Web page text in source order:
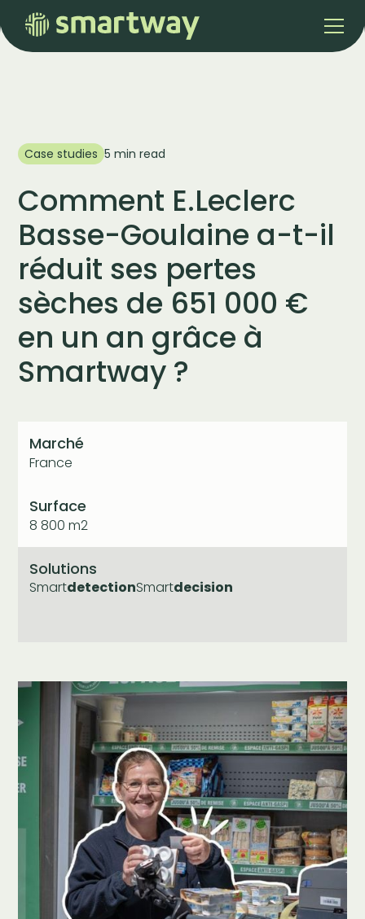
Case studies 5 min read
Comment E.Leclerc
Basse-Goulaine a-t-il
réduit ses pertes
sèches de 651 000 €
en un an grâce à
Smartway ?
Marché
France
Surface
8 800 m2
Solutions
SmartdetectionSmartdecision